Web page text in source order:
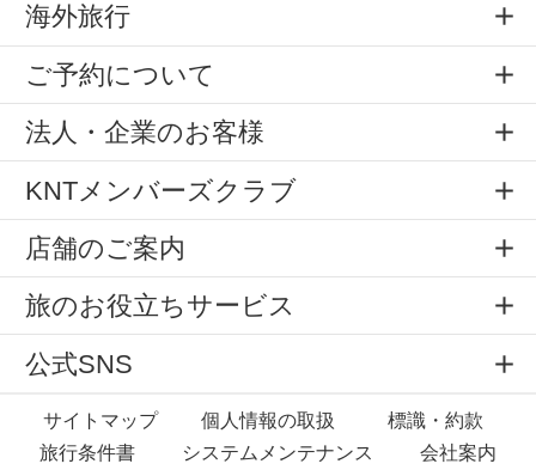
海外旅行
ご予約について
法人・企業のお客様
KNTメンバーズクラブ
店舗のご案内
旅のお役立ちサービス
公式SNS
サイトマップ 個人情報の取扱
標識・約款
旅行条件書
システムメンテナンス 会社案内